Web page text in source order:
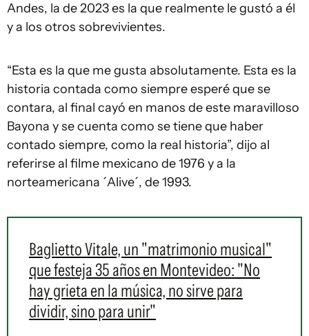
Andes, la de 2023 es la que realmente le gustó a él
y a los otros sobrevivientes.
“Esta es la que me gusta absolutamente. Esta es la
historia contada como siempre esperé que se
contara, al final cayó en manos de este maravilloso
Bayona y se cuenta como se tiene que haber
contado siempre, como la real historia”, dijo al
referirse al filme mexicano de 1976 y a la
norteamericana ´Alive´, de 1993.
Baglietto Vitale, un "matrimonio musical"
que festeja 35 años en Montevideo: "No
hay grieta en la música, no sirve para
dividir, sino para unir"